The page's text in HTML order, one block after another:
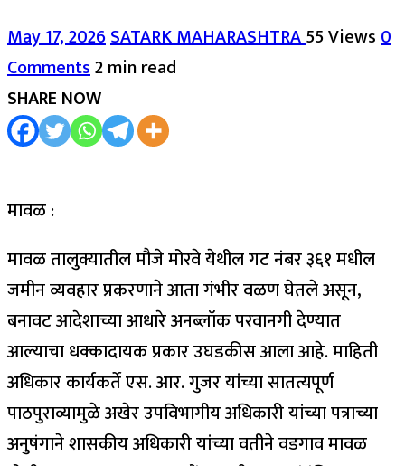
May 17, 2026SATARK MAHARASHTRA55 Views0
Comments2 min read
SHARE NOW
मावळ :
मावळ तालुक्यातील मौजे मोरवे येथील गट नंबर ३६१ मधील
जमीन व्यवहार प्रकरणाने आता गंभीर वळण घेतले असून,
बनावट आदेशाच्या आधारे अनब्लॉक परवानगी देण्यात
आल्याचा धक्कादायक प्रकार उघडकीस आला आहे. माहिती
अधिकार कार्यकर्ते एस. आर. गुजर यांच्या सातत्यपूर्ण
पाठपुराव्यामुळे अखेर उपविभागीय अधिकारी यांच्या पत्राच्या
अनुषंगाने शासकीय अधिकारी यांच्या वतीने वडगाव मावळ